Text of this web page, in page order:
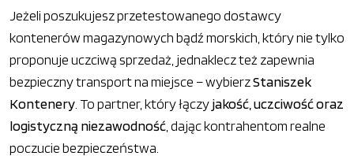
Jeżeli poszukujesz przetestowanego dostawcy
kontenerów magazynowych bądź morskich, który nie tylko
proponuje uczciwą sprzedaż, jednaklecz też zapewnia
bezpieczny transport na miejsce – wybierzStaniszek
Kontenery. To partner, który łączyjakość, uczciwość oraz
logistyczną niezawodność, dając kontrahentom realne
poczucie bezpieczeństwa.